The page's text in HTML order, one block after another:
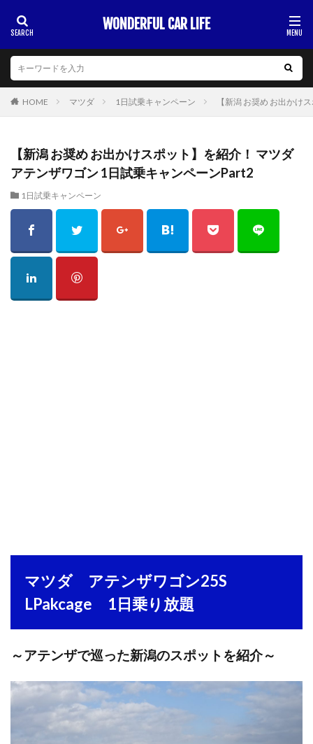
WONDERFUL CAR LIFE
HOME マツダ 1日試乗キャンペーン 【新潟 お奨め お出か
【新潟 お奨め お出かけスポット】を紹介！ マツダ
アテンザワゴン 1日試乗キャンペーンPart2
1日試乗キャンペーン
マツダ アテンザワゴン25S
LPakcage 1日乗り放題
～アテンザで巡った新潟のスポットを紹介～